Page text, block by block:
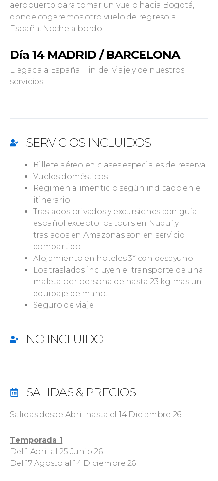
aeropuerto para tomar un vuelo hacia Bogotá,
donde cogeremos otro vuelo de regreso a
España. Noche a bordo.
Día 14 MADRID / BARCELONA
Llegada a España. Fin del viaje y de nuestros
servicios…
SERVICIOS INCLUIDOS
Billete aéreo en clases especiales de reserva
Vuelos domésticos
Régimen alimenticio según indicado en el
itinerario
Traslados privados y excursiones con guía
español excepto los tours en Nuquí y
traslados en Amazonas son en servicio
compartido
Alojamiento en hoteles 3* con desayuno
Los traslados incluyen el transporte de una
maleta por persona de hasta 23 kg mas un
equipaje de mano.
Seguro de viaje
NO INCLUIDO
SALIDAS & PRECIOS
Salidas desde Abril hasta el 14 Diciembre 26
Temporada 1
Del 1 Abril al 25 Junio 26
Del 17 Agosto al 14 Diciembre 26